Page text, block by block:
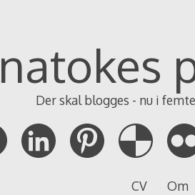
Der skal blogges - nu i
CV Om